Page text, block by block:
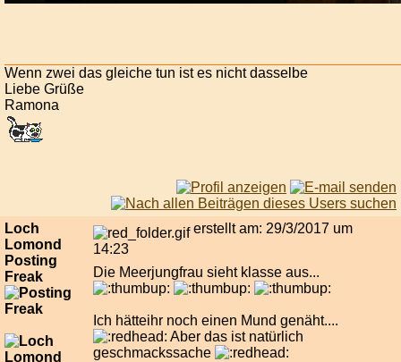
Wenn zwei das gleiche tun ist es nicht dasselbe
Liebe Grüße
Ramona
Loch
Lomond
Posting
Freak
erstellt am: 29/3/2017 um
14:23
Die Meerjungfrau sieht klasse aus...
Ich hätteihr noch einen Mund genäht....
Aber das ist natürlich
geschmackssache